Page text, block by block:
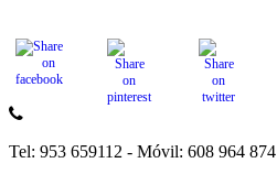
Tel: 953 659112 - Móvil: 608 964 874